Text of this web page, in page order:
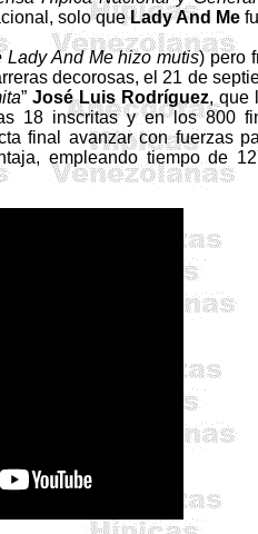
solo queLady And Me
Lady And Me hizo mutis) pero
decorosas, el 21 de
”José Luis Rodríguez, que
18 inscritas y en los 800
final avanzar con fuerzas
empleando tiempo de